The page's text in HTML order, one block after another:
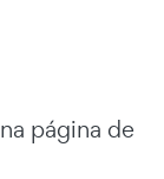
página de